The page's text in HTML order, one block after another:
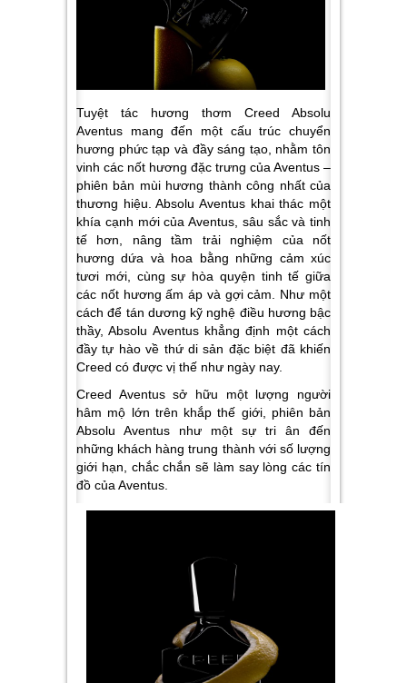
Tuyệt tác hương thơm Creed Absolu
Aventus mang đến một cấu trúc chuyển
hương phức tạp và đầy sáng tạo, nhằm tôn
vinh các nốt hương đặc trưng của Aventus –
phiên bản mùi hương thành công nhất của
thương hiệu. Absolu Aventus khai thác một
khía cạnh mới của Aventus, sâu sắc và tinh
tế hơn, nâng tầm trải nghiệm của nốt
hương dứa và hoa bằng những cảm xúc
tươi mới, cùng sự hòa quyện tinh tế giữa
các nốt hương ấm áp và gợi cảm. Như một
cách để tán dương kỹ nghệ điều hương bậc
thầy, Absolu Aventus khẳng định một cách
đầy tự hào về thứ di sản đặc biệt đã khiến
Creed có được vị thế như ngày nay.
Creed Aventus sở hữu một lượng người
hâm mộ lớn trên khắp thế giới, phiên bản
Absolu Aventus như một sự tri ân đến
những khách hàng trung thành với số lượng
giới hạn, chắc chắn sẽ làm say lòng các tín
đồ của Aventus.